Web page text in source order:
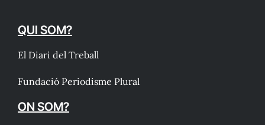
QUI SOM?
El Diari del Treball
Fundació Periodisme Plural
ON SOM?